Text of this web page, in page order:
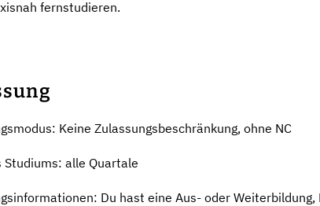
fernstudieren.
Keine Zulassungsbeschränkung, ohne NC
Studiums: alle Quartale
Du hast eine Aus- oder